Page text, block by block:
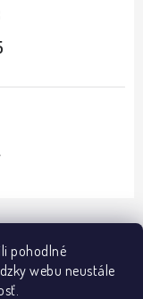
pohodlné
webu neustále